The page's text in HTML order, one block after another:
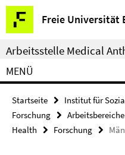
Springe
direkt
zu
Inhalt
Freie Universität
Service-
Navigation
Arbeitsstelle Medical
MENÜ
Startseite
Institut für
Forschung
Arbeitsbereiche
Health
Forschung